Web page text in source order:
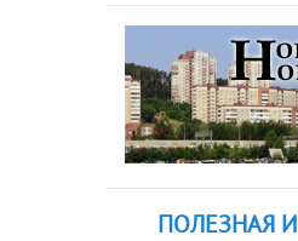
ПОЛЕЗНАЯ